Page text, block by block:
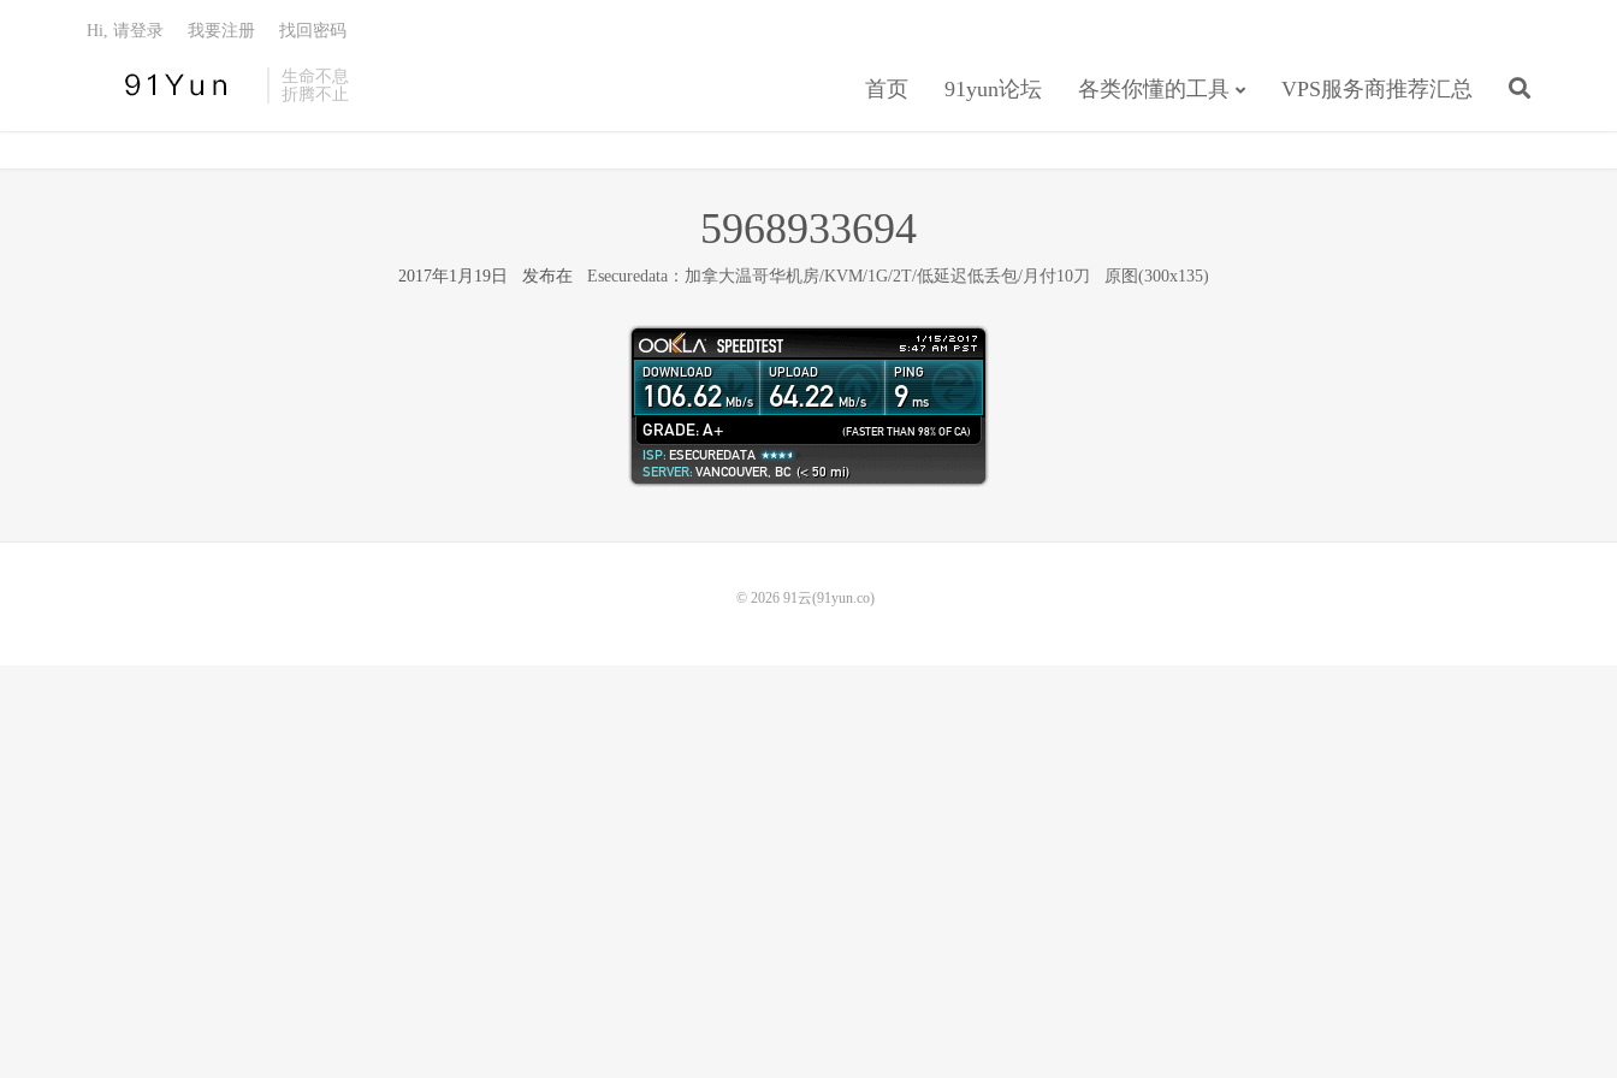
生命不息
折腾不止
首页 91yun论坛 各类你懂的工具 VPS服务商推荐汇总
Hi, 请登录 我要注册 找回密码
5968933694
2017年1月19日 发布在 Esecuredata：加拿大温哥华机房/KVM/1G/2T/低延迟低丢包/月付10刀 原图(300x135)
© 2026 91云(91yun.co)